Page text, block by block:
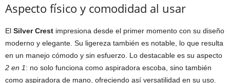
Aspecto físico y comodidad al usar
El Silver Crest impresiona desde el primer momento con su diseño
moderno y elegante. Su ligereza también es notable, lo que resulta
en un manejo cómodo y sin esfuerzo. Lo destacable es su aspecto
2 en 1: no solo funciona como aspiradora escoba, sino también
como aspiradora de mano, ofreciendo así versatilidad en su uso.